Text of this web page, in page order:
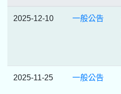
2025-12-10 一般公告
2025-11-25 一般公告